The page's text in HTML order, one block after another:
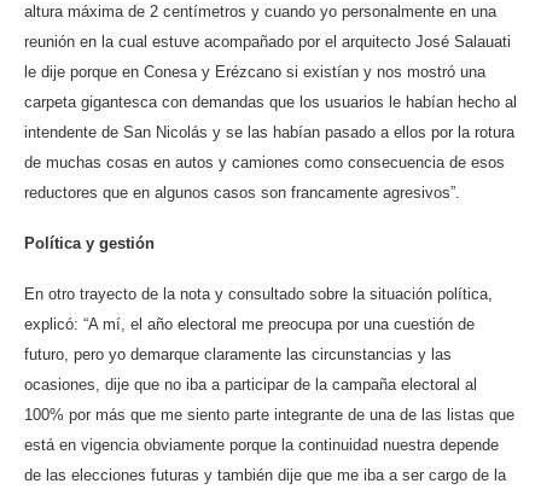
altura máxima de 2 centímetros y cuando yo personalmente en una
reunión en la cual estuve acompañado por el arquitecto José Salauati
le dije porque en Conesa y Erézcano si existían y nos mostró una
carpeta gigantesca con demandas que los usuarios le habían hecho al
intendente de San Nicolás y se las habían pasado a ellos por la rotura
de muchas cosas en autos y camiones como consecuencia de esos
reductores que en algunos casos son francamente agresivos”.
Política y gestión
En otro trayecto de la nota y consultado sobre la situación política,
explicó: “A mí, el año electoral me preocupa por una cuestión de
futuro, pero yo demarque claramente las circunstancias y las
ocasiones, dije que no iba a participar de la campaña electoral al
100% por más que me siento parte integrante de una de las listas que
está en vigencia obviamente porque la continuidad nuestra depende
de las elecciones futuras y también dije que me iba a ser cargo de la